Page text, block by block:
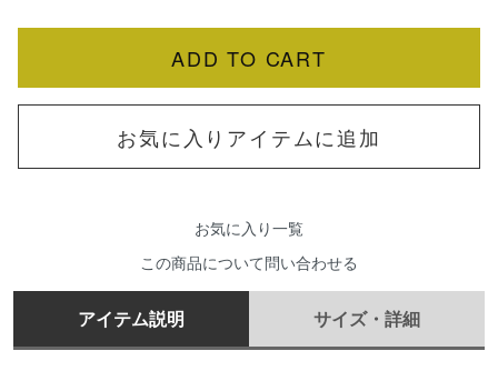
お気に入りアイテムに追加
お気に入り一覧
この商品について問い合わせる
アイテム説明 サイズ・詳細